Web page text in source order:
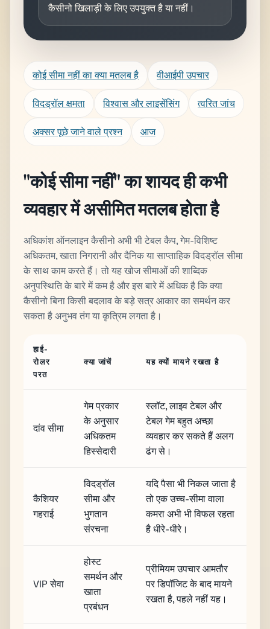
कैसीनो खिलाड़ी के लिए उपयुक्त है या नहीं।
कोई सीमा नहीं का क्या मतलब है वीआईपी उपचार
विदड्रॉल क्षमता विश्वास और लाइसेंसिंग त्वरित जांच
अक्सर पूछे जाने वाले प्रश्न आज
"कोई सीमा नहीं" का शायद ही कभी
व्यवहार में असीमित मतलब होता है
अधिकांश ऑनलाइन कैसीनो अभी भी टेबल कैप, गेम-विशिष्ट
अधिकतम, खाता निगरानी और दैनिक या साप्ताहिक विदड्रॉल सीमा
के साथ काम करते हैं। तो यह खोज सीमाओं की शाब्दिक
अनुपस्थिति के बारे में कम है और इस बारे में अधिक है कि क्या
कैसीनो बिना किसी बदलाव के बड़े सत्र आकार का समर्थन कर
सकता है अनुभव तंग या कृत्रिम लगता है।
हाई-
रोलर
परत
क्या जांचें यह क्यों मायने रखता है
दांव सीमा
गेम प्रकार
के अनुसार
अधिकतम
हिस्सेदारी
स्लॉट, लाइव टेबल और
टेबल गेम बहुत अच्छा
व्यवहार कर सकते हैं अलग
ढंग से।
कैशियर
गहराई
विदड्रॉल
सीमा और
भुगतान
संरचना
यदि पैसा भी निकल जाता है
तो एक उच्च-सीमा वाला
कमरा अभी भी विफल रहता
है धीरे-धीरे।
VIP सेवा
होस्ट
समर्थन और
खाता
प्रबंधन
प्रीमियम उपचार आमतौर
पर डिपॉजिट के बाद मायने
रखता है, पहले नहीं यह।